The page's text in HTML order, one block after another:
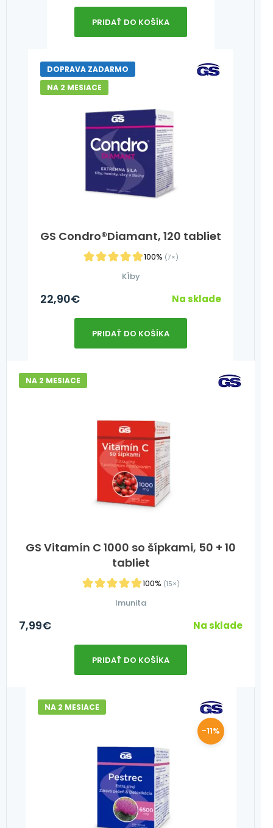
PRIDAŤ DO KOŠÍKA
GS Condro®Diamant, 120 tabliet
100% (7×)
DOPRAVA ZADARMO
NA 2 MESIACE
Kĺby
22,90€ Na sklade
PRIDAŤ DO KOŠÍKA
GS Vitamín C 1000 so šípkami, 50 + 10
tabliet
100% (15×)
NA 2 MESIACE
Imunita
7,99€ Na sklade
PRIDAŤ DO KOŠÍKA
NA 2 MESIACE
-11%